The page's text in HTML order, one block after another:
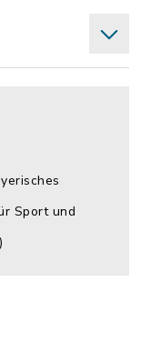
Sport und
)